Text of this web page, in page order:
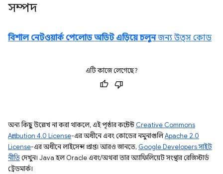
সম্পদ
বিশাল নেটওয়ার্ক পেলোড অডিট এড়িয়ে চলুনজন্য উত্স কোড
এটি কাজে লেগেছে?
অন্য কিছু উল্লেখ না করা থাকলে, এই পৃষ্ঠার কন্টেন্ট Creative Commons
Attribution 4.0 License-এর অধীনে এবং কোডের নমুনাগুলিApache 2.0
License-এর অধীনে লাইসেন্স প্রাপ্ত। আরও জানতে, Google Developers সাইট
নীতিদেখুন। Java হল Oracle এবং/অথবা তার অ্যাফিলিয়েট সংস্থার রেজিস্টার্ড
ট্রেডমার্ক।